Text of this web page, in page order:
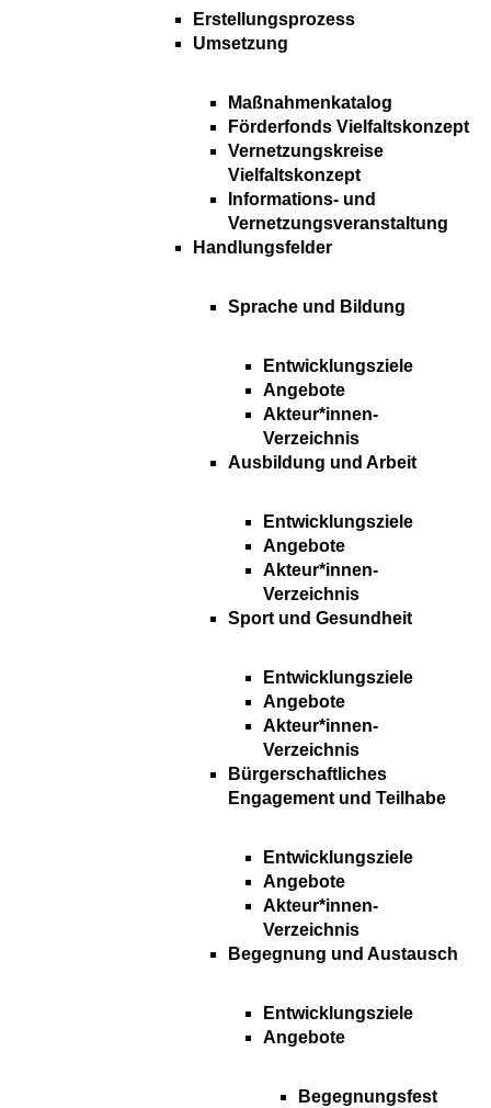
Erstellungsprozess
Umsetzung
Maßnahmenkatalog
Förderfonds Vielfaltskonzept
Vernetzungskreise
Vielfaltskonzept
Informations- und
Vernetzungsveranstaltung
Handlungsfelder
Sprache und Bildung
Entwicklungsziele
Angebote
Akteur*innen-
Verzeichnis
Ausbildung und Arbeit
Entwicklungsziele
Angebote
Akteur*innen-
Verzeichnis
Sport und Gesundheit
Entwicklungsziele
Angebote
Akteur*innen-
Verzeichnis
Bürgerschaftliches
Engagement und Teilhabe
Entwicklungsziele
Angebote
Akteur*innen-
Verzeichnis
Begegnung und Austausch
Entwicklungsziele
Angebote
Begegnungsfest